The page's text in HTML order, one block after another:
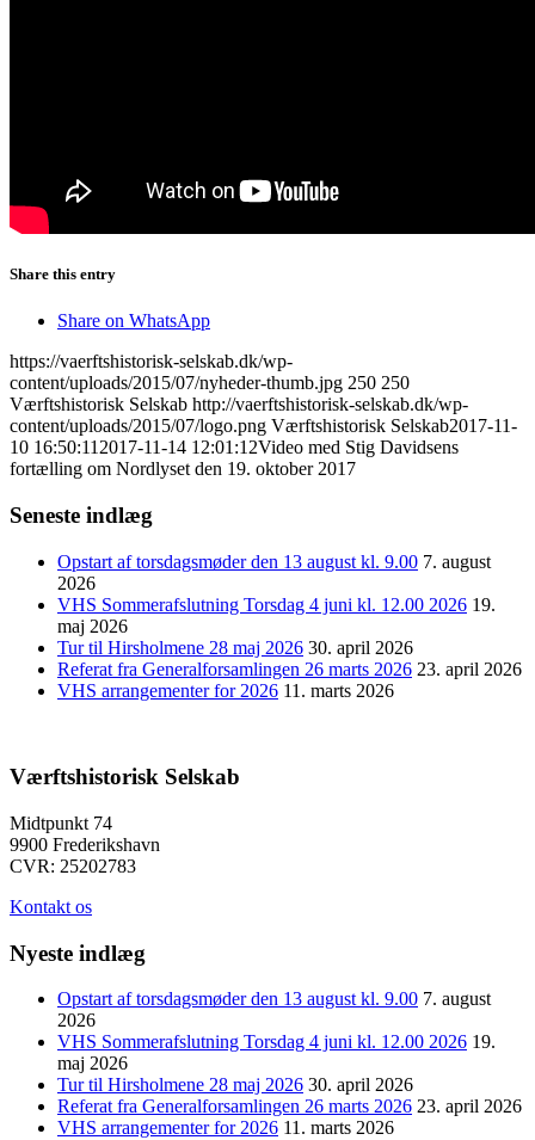
Share this entry
Share on WhatsApp
https://vaerftshistorisk-selskab.dk/wp-
content/uploads/2015/07/nyheder-thumb.jpg 250 250
Værftshistorisk Selskab http://vaerftshistorisk-selskab.dk/wp-
content/uploads/2015/07/logo.png Værftshistorisk Selskab2017-11-
10 16:50:11 2017-11-14 12:01:12Video med Stig Davidsens
fortælling om Nordlyset den 19. oktober 2017
Seneste indlæg
Opstart af torsdagsmøder den 13 august kl. 9.00 7. august
2026
VHS Sommerafslutning Torsdag 4 juni kl. 12.00 2026 19.
maj 2026
Tur til Hirsholmene 28 maj 2026 30. april 2026
Referat fra Generalforsamlingen 26 marts 2026 23. april 2026
VHS arrangementer for 2026 11. marts 2026
Værftshistorisk Selskab
Midtpunkt 74
9900 Frederikshavn
CVR: 25202783
Kontakt os
Nyeste indlæg
Opstart af torsdagsmøder den 13 august kl. 9.00 7. august
2026
VHS Sommerafslutning Torsdag 4 juni kl. 12.00 2026 19.
maj 2026
Tur til Hirsholmene 28 maj 2026 30. april 2026
Referat fra Generalforsamlingen 26 marts 2026 23. april 2026
VHS arrangementer for 2026 11. marts 2026